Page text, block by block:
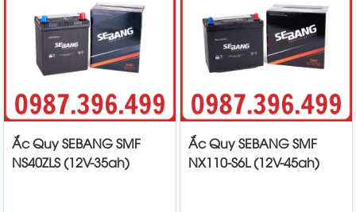
Ắc Quy SEBANG SMF
NS40ZLS (12V-35ah)
Ắc Quy SEBANG SMF
NX110-S6L (12V-45ah)